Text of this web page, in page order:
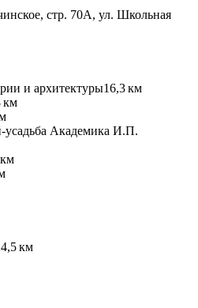
стр. 70А, ул. Школьная
и архитектуры16,3 км
км
Академика И.П.
км